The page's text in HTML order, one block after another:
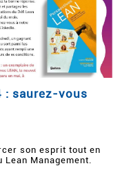
: saurez-vous
son esprit tout en
Management.